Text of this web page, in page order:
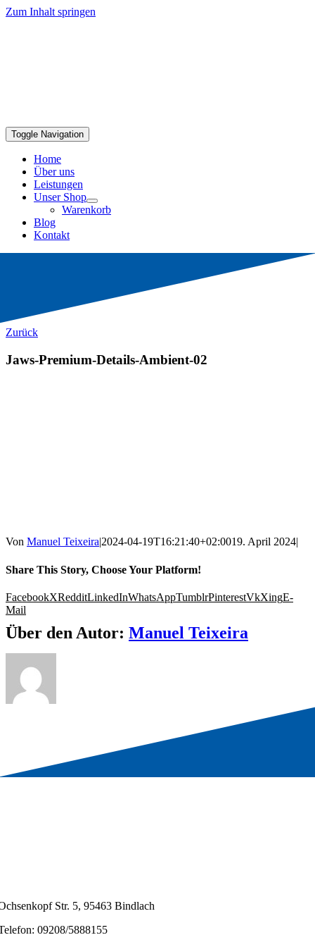
Zum Inhalt springen
Toggle Navigation
Home
Über uns
Leistungen
Unser Shop
Warenkorb
Blog
Kontakt
Zurück
Jaws-Premium-Details-Ambient-02
Von Manuel Teixeira|2024-04-19T16:21:40+02:0019. April 2024|
Share This Story, Choose Your Platform!
FacebookXRedditLinkedInWhatsAppTumblrPinterestVkXingE-
Mail
Über den Autor: Manuel Teixeira
Str. 5, 95463 Bindlach
09208/5888155